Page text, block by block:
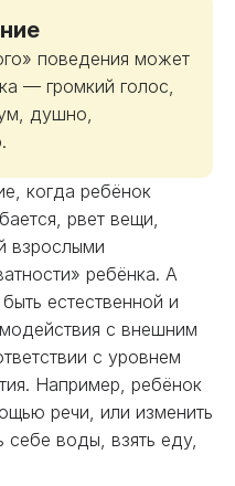
поведения может
— громкий голос,
душно,
когда ребёнок
рвет вещи,
взрослыми
ребёнка. А
естественной и
с внешним
с уровнем
Например, ребёнок
речи, или изменить
себе воды, взять еду,